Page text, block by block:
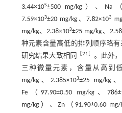
3.44×105±500 mg/kg）、Na（
7.59×103±20 mg/kg、7.82×103
mg/kg、2.38×103±25 mg/kg、
种元素含量高低的排列顺序略
研究结果大致相同
［21
。此外
三种微量元素，含量从高到
mg/kg、2.385×103±25 mg/kg、
Fe（97.90±0.50 mg/kg、
mg/kg）、Zn（91.90±0.60 mg/